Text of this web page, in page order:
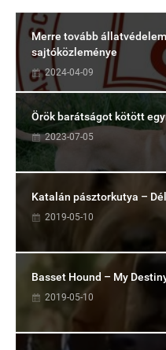
Merre tovább
sajtóközleménye
2024-04-09
Örök barátságot kötött
2023-07-05
Katalán pásztorkutya –
2019-05-10
Basset Hound – My
2019-05-10